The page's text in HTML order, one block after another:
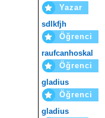
Yazar
sdlkfjh
Öğrenci
raufcanhoskal
Öğrenci
gladius
Öğrenci
gladius